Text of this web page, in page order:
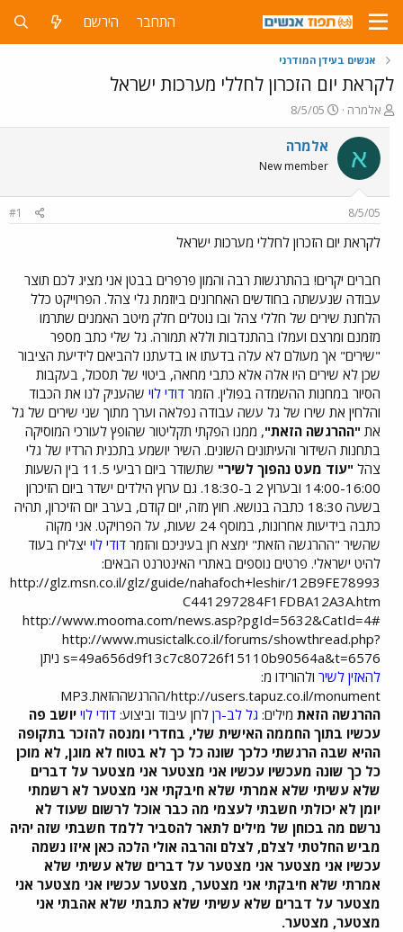
התחבר הירשם
אנשים בעידן המודרני
לקראת יום הזכרון לחללי מערכות ישראל
פ
ו
ת
ח
ה
ש
א
אלמרה
פ
ו
ר
ם
ר
8/5/05
א אלמרה
New member
8/5/05
#1
לקראת יום הזכרון לחללי מערכות ישראל
חברים יקרים! בהתרגשות רבה והמון פרפרים בבטן אני מציג לכם תוצר
עבודה שנעשתה בחודשים האחרונים ביוזמת גלי צהל. הפרוייקט כלל
הלחנת שירים של חללי צהל ובו נוטלים חלק מיטב האמנים שתרמו
מזמנם ומרצם ועמלו בהתנדבות וללא תמורה. גל שלי כתב מספר
"שירים" אך מעולם לא עלה בדעתו או בדעתנו להביאם לידיעת הציבור
שכן לא שירים היו אלה אלא כתבי מחאה, ביטוי של תסכול, בעקבות
הסיור במחנות ההשמדה בפולין. הזמר דודי לוי שהעניק לנו את הכבוד
והלחין את שירו של גל עשה עבודה נפלאה וערך מתוך שני שירים של גל
את "ההרגשה הזאת", ממנו הפקתי תקליטור שהופץ לעורכי המוסיקה
בתחנות השידור והעיתונים השונים. השיר יושמע בתכנית הרדיו של גלי
צהל "עוד מעט נהפוך לשיר"
שתשודר ביום רביעי 11.5 בין השעות
14:00-16:00 ובערוץ 2 ב-18:30. גם ערוץ הילדים ישדר ביום הזיכרון
בשעה 18:30 כתבה בנושא. חוץ מזה, יום קודם, בערב יום הזיכרון, תהיה
כתבה בידיעות אחרונות, במוסף 24 שעות, על הפרויקט. אני מקוה
שהשיר "ההרגשה הזאת" ימצא חן בעיניכם והזמר דודי לוי יצליח בעוד
להיט ישראלי. פרטים נוספים באתרי האינטרנט הבאים:
http://glz.msn.co.il/glz/guide/nahafoch+leshir/12B9FE78993
C441297284F1FDBA12A3A.htm
http://www.mooma.com/news.asp?pgId=5632&CatId=4#
http://www.musictalk.co.il/forums/showthread.php?
s=49a656d9f13c7c80726f15110b90564a&t=6576 ניתן
להאזין לשיר ולהורידו מ:
http://users.tapuz.co.il/monument/ההרגשההזאת.MP3
ההרגשה הזאת מילים: גל לב-רן לחן עיבוד וביצוע: דודי לוי יושב פה
עכשיו בתוך החממה האישית שלי, בחדרי ומנסה להזכר בתקופה
ההיא שבה הרגשתי כלכך שונה כל כך לא בטוח לא מוגן, לא מוכן
כל כך שונה מעכשיו עכשיו אני מצטער אני מצטער על דברים
שלא עשיתי שלא אמרתי שלא חיבקתי אני מצטער לא רשמתי
יומן לא יכולתי חשבתי לעצמי מה כבר אוכל לרשום שעוד לא
נרשם מה בכוחן של מילים לתאר להסביר ללמד חשבתי שזה יהיה
מביש החלטתי לצלם, לצלם והרבה אולי הלכה כאן איזו נשמה
עכשיו אני מצטער אני מצטער על דברים שלא עשיתי שלא
אמרתי שלא חיבקתי אני מצטער, מצטער עכשיו אני מצטער אני
מצטער על דברים שלא עשיתי שלא כתבתי שלא אהבתי אני
מצטער, מצטער.